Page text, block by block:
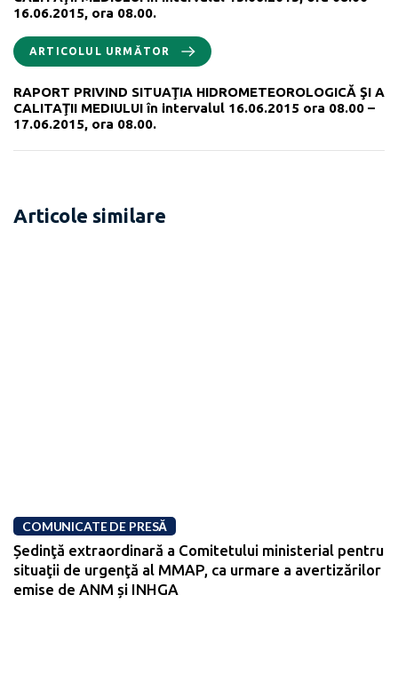
16.06.2015, ora 08.00.
ARTICOLUL URMĂTOR
RAPORT PRIVIND SITUAŢIA HIDROMETEOROLOGICĂ ŞI A
CALITAŢII MEDIULUI în intervalul 16.06.2015 ora 08.00 –
17.06.2015, ora 08.00.
Articole similare
COMUNICATE DE PRESĂ
Ședinţă extraordinară a Comitetului ministerial pentru
situaţii de urgenţă al MMAP, ca urmare a avertizărilor
emise de ANM și INHGA